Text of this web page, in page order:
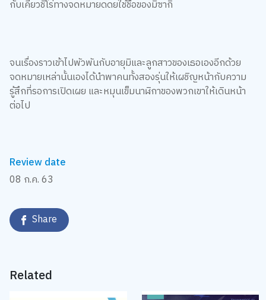
กับเคียวชิโร่ทางจดหมายดดยใช้ชื่อของมิซากิ
จนเรื่องราวเข้าไปพัวพันกับอายุมิและลูกสาวของเธอเองอีกด้วย
จดหมายเหล่านั้นเองได้นำพาคนทั้งสองรุ่นให้เผชิญหน้ากับความ
รู้สึกที่รอการเปิดเผย และหมุนเข็มนาฬิกาของพวกเขาให้เดินหน้า
ต่อไป
Review date
08 ก.ค. 63
Share
Related